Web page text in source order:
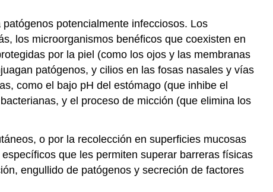
potencialmente infecciosos. Los
los microorganismos benéficos que coexisten en
por la piel (como los ojos y las membranas
patógenos, y cilios en las fosas nasales y vías
como el bajo pH del estómago (que inhibe el
y el proceso de micción (que elimina los
o por la recolección en superficies mucosas
que les permiten superar barreras físicas
engullido de patógenos y secreción de factores